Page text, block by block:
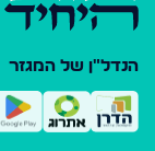
הנדל"ן של המגזר